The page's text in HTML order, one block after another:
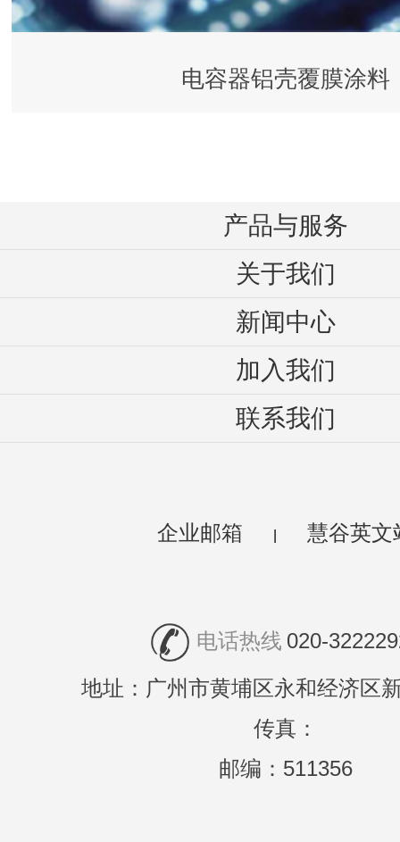
电容器铝壳覆膜涂料
产品与服务
关于我们
新闻中心
加入我们
联系我们
企业邮箱 慧谷英文
电话热线 020-
地址：广州市黄埔区永和经济区
传真：
邮编：511356